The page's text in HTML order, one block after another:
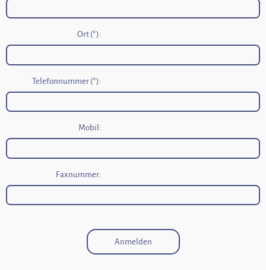
Ort (*):
Telefonnummer (*):
Mobil:
Faxnummer:
Anmelden